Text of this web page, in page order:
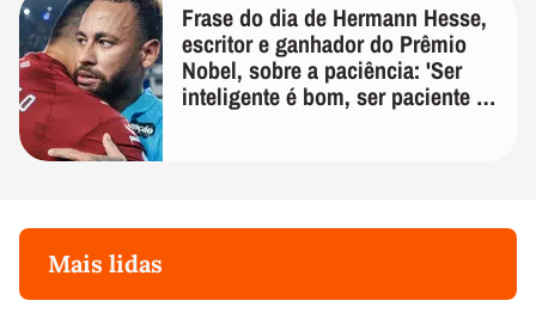
Frase do dia de Hermann Hesse,
escritor e ganhador do Prêmio
Nobel, sobre a paciência: 'Ser
inteligente é bom, ser paciente é
Mais lidas